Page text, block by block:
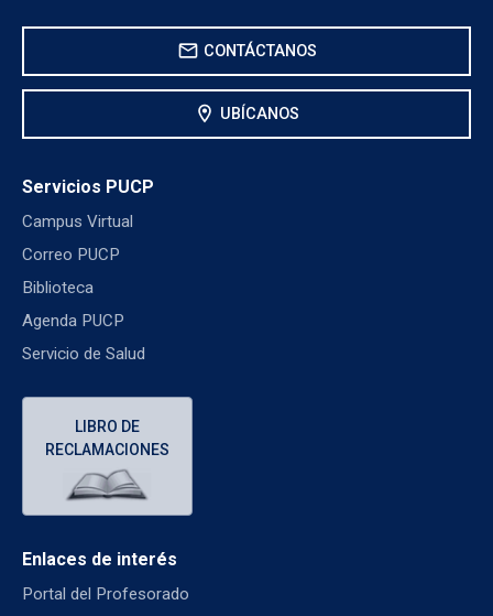
mail CONTÁCTANOS
location_on UBÍCANOS
Servicios PUCP
Campus Virtual
Correo PUCP
Biblioteca
Agenda PUCP
Servicio de Salud
LIBRO DE
RECLAMACIONES
Enlaces de interés
Portal del Profesorado